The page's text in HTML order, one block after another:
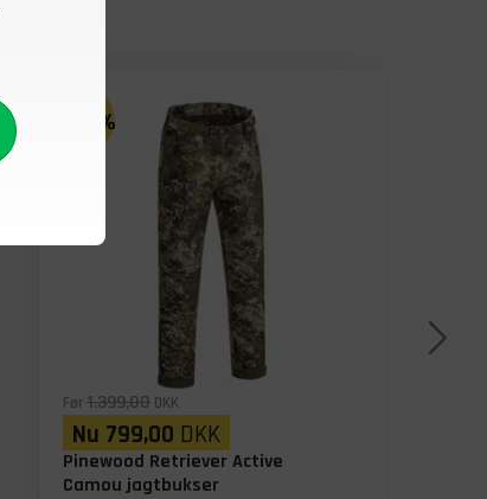
- 43%
Før1.399,00 DKK
Nu 799,00 DKK
Pinewood Retriever Active
Camou jagtbukser